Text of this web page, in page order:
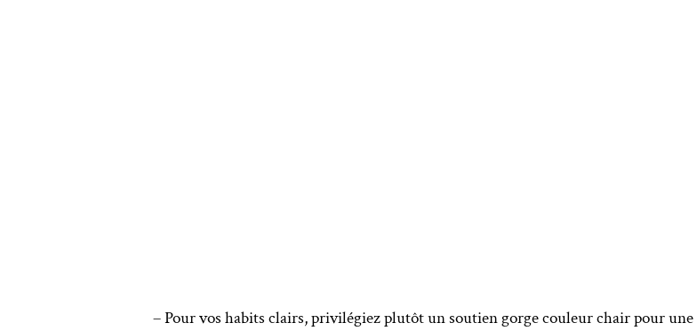
– Pour vos habits clairs, privilégiez plutôt un soutien gorge couleur chair pour